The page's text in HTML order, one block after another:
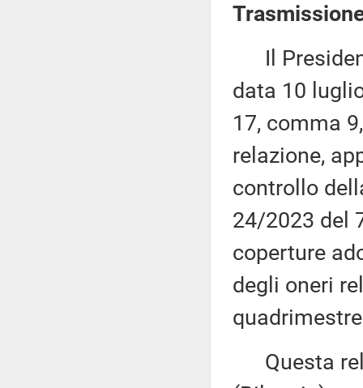
Il
data 10
17, comma
relazione,
controllo
24/2023 del
coperture
degli oneri
Questa